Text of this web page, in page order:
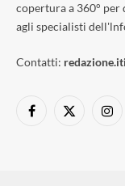
copertura a 360°
agli specialisti
Contatti:
Facebook
X